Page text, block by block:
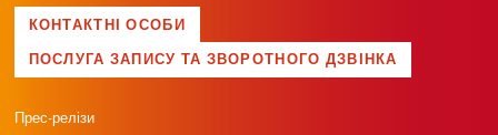
КОНТАКТНІ ОСОБИ
ПОСЛУГА ЗАПИСУ ТА ЗВОРОТНОГО ДЗВІНКА
Прес-релізи